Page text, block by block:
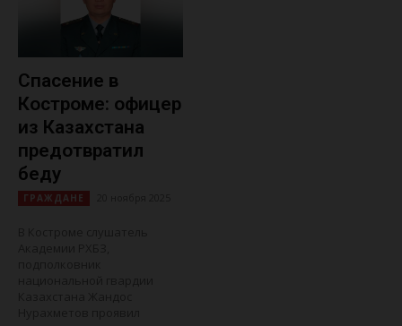
Спасение в
Костроме: офицер
из Казахстана
предотвратил
беду
ГРАЖДАНЕ